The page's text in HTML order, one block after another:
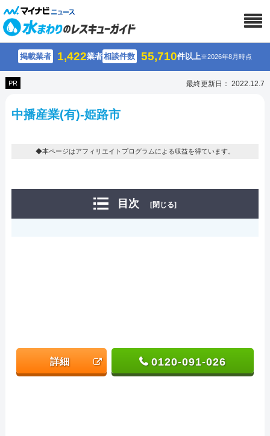
掲載業者 1,422業者相談件数 55,710件以上※2026年8月時点
PR 最終更新日： 2022.12.7
中播産業(有)-姫路市
◆本ページはアフィリエイトプログラムによる収益を得ています。
目次 [閉じる]
詳細 0120-091-026